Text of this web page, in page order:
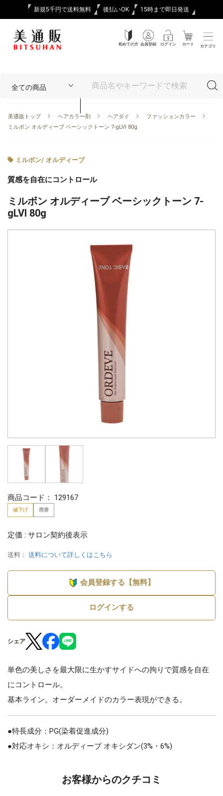
新規5千円で送料無料 後払いOK 15時まで即日発送
初めての方 会員登録 ログイン カート カテゴリ
美通販トップ ヘアカラー剤 ヘアダイ
ファッションカラー
ミルボン オルディーブ ベーシックトーン 7-gLVI 80g
ミルボン/ オルディーブ
質感を自在にコントロール
ミルボン オルディーブ ベーシックトーン 7-
gLVI 80g
商品コード： 129167
値下げ 廃番
定価 : サロン契約後表示
送料： 送料について詳しくはこちら
会員登録する【無料】
ログインする
シェア
単色の美しさを最大限に生かすサイドへの拘りで質感を自在
にコントロール。
基本ライン。オーダーメイドのカラー表現ができる。
●特長成分：PG(染着促進成分)
●対応オキシ：オルディーブ オキシダン(3%・6%)
お客様からのクチコミ